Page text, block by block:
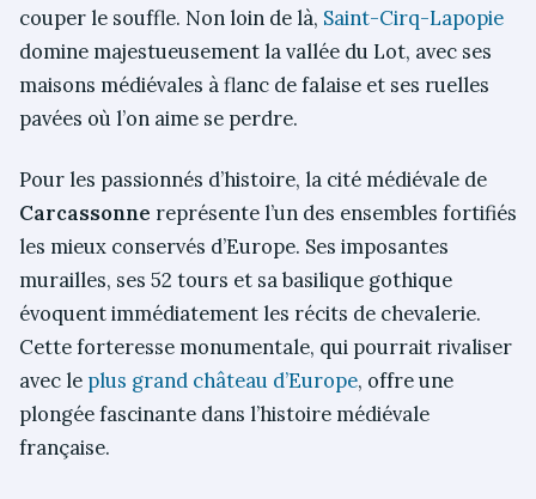
couper le souffle. Non loin de là, Saint-Cirq-Lapopie
domine majestueusement la vallée du Lot, avec ses
maisons médiévales à flanc de falaise et ses ruelles
pavées où l’on aime se perdre.
Pour les passionnés d’histoire, la cité médiévale de
Carcassonne représente l’un des ensembles fortifiés
les mieux conservés d’Europe. Ses imposantes
murailles, ses 52 tours et sa basilique gothique
évoquent immédiatement les récits de chevalerie.
Cette forteresse monumentale, qui pourrait rivaliser
avec le plus grand château d’Europe, offre une
plongée fascinante dans l’histoire médiévale
française.